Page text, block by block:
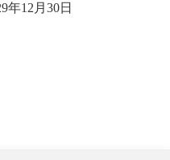
年12 月30日